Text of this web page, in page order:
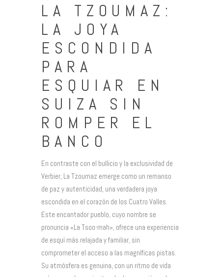
LA TZOUMAZ:
LA JOYA
ESCONDIDA
PARA
ESQUIAR EN
SUIZA SIN
ROMPER EL
BANCO
En contraste con el bullicio y la exclusividad de
Verbier, La Tzoumaz emerge como un remanso
de paz y autenticidad, una verdadera joya
escondida en el corazón de los Cuatro Valles.
Este encantador pueblo, cuyo nombre se
pronuncia «La Tsoo-mah», ofrece una experiencia
de esquí más relajada y familiar, sin
comprometer el acceso a las magníficas pistas.
Su atmósfera es genuina, con un ritmo de vida